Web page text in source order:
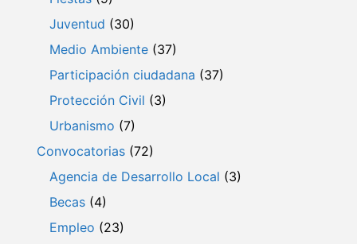
Juventud (30)
Medio Ambiente (37)
Participación ciudadana (37)
Protección Civil (3)
Urbanismo (7)
Convocatorias (72)
Agencia de Desarrollo Local (3)
Becas (4)
Empleo (23)